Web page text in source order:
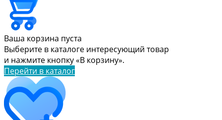
Ваша корзина пуста
Выберите в каталоге интересующий товар
и нажмите кнопку «В корзину».
Перейти в каталог